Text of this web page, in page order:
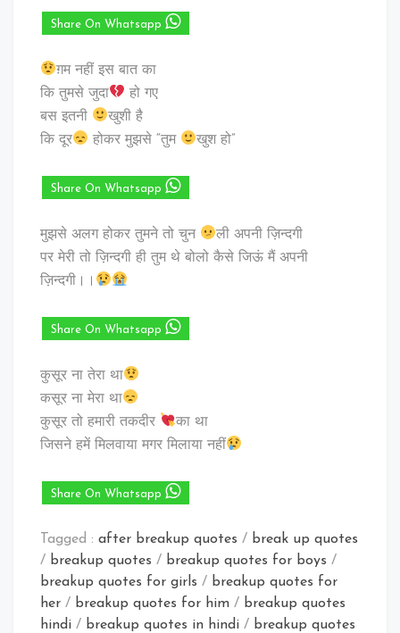
Share On Whatsapp
ग़म नहीं इस बात का
कि तुमसे जुदा
हो गए
बस इतनी
खुशी है
कि दूर
होकर मुझसे “तुम खुश हो”
Share On Whatsapp
मुझसे अलग होकर तुमने तो चुन
ली अपनी ज़िन्दगी
पर मेरी तो ज़िन्दगी ही तुम थे बोलो कैसे जिऊं मैं अपनी
ज़िन्दगी।।
Share On Whatsapp
कुसूर ना तेरा था
कसूर ना मेरा था
कुसूर तो हमारी तकदीर
का था
जिसने हमें मिलवाया मगर मिलाया नहीं
Share On Whatsapp
Tagged : after breakup quotes / break up quotes
/ breakup quotes / breakup quotes for boys /
breakup quotes for girls / breakup quotes for
her / breakup quotes for him / breakup quotes
hindi / breakup quotes in hindi / breakup quotes